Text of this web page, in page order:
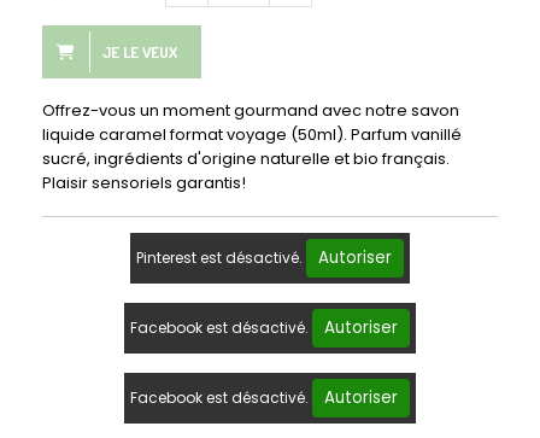
JE LE VEUX
Offrez-vous un moment gourmand avec notre savon
liquide caramel format voyage (50ml). Parfum vanillé
sucré, ingrédients d'origine naturelle et bio français.
Plaisir sensoriels garantis!
Pinterest est désactivé. Autoriser
Facebook est désactivé. Autoriser
Facebook est désactivé. Autoriser